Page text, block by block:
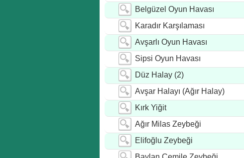
Belgüzel Oyun Havası
Karadır Karşılaması
Avşarlı Oyun Havası
Sipsi Oyun Havası
Düz Halay (2)
Avşar Halayı (Ağır Halay)
Kırk Yiğit
Ağır Milas Zeybeği
Elifoğlu Zeybeği